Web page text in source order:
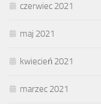
czerwiec 2021
maj 2021
kwiecień 2021
marzec 2021